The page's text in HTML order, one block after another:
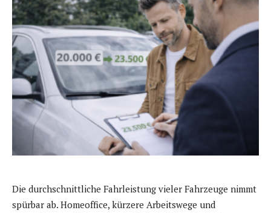
Die durchschnittliche Fahrleistung vieler Fahrzeuge nimmt
spürbar ab. Homeoffice, kürzere Arbeitswege und